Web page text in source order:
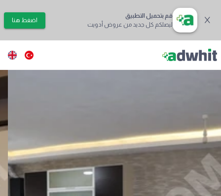
قم بتحميل التطبيق
ليصلكم كل جديد من عروض أدويت
اضغط هنا